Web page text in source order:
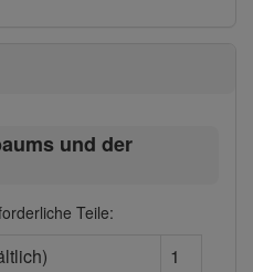
und der
Teile:
1